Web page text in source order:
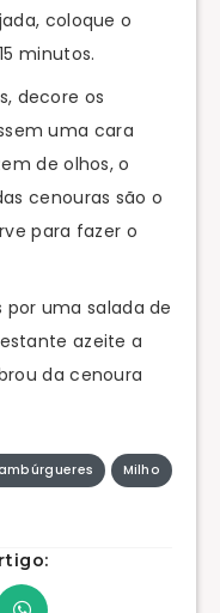
coloque o
minutos.
decore os
uma cara
de olhos, o
cenouras são o
para fazer o
por uma salada de
azeite a
da cenoura
Milho